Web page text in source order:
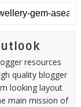
resources
quality blogger
looking layout
main mission of